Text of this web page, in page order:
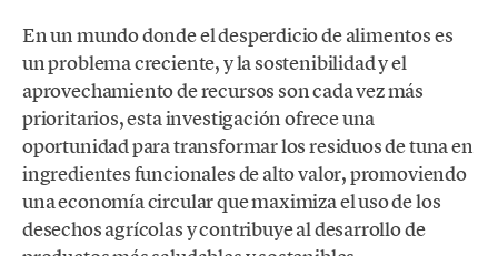
En un mundo donde el desperdicio de alimentos es
un problema creciente, y la sostenibilidad y el
aprovechamiento de recursos son cada vez más
prioritarios, esta investigación ofrece una
oportunidad para transformar los residuos de tuna en
ingredientes funcionales de alto valor, promoviendo
una economía circular que maximiza el uso de los
desechos agrícolas y contribuye al desarrollo de